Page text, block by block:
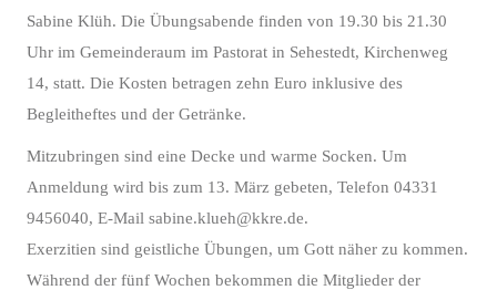
Sabine Klüh. Die Übungsabende finden von 19.30 bis 21.30
Uhr im Gemeinderaum im Pastorat in Sehestedt, Kirchenweg
14, statt. Die Kosten betragen zehn Euro inklusive des
Begleitheftes und der Getränke.
Mitzubringen sind eine Decke und warme Socken. Um
Anmeldung wird bis zum 13. März gebeten, Telefon 04331
9456040, E-Mail sabine.klueh@kkre.de.
Exerzitien sind geistliche Übungen, um Gott näher zu kommen.
Während der fünf Wochen bekommen die Mitglieder der